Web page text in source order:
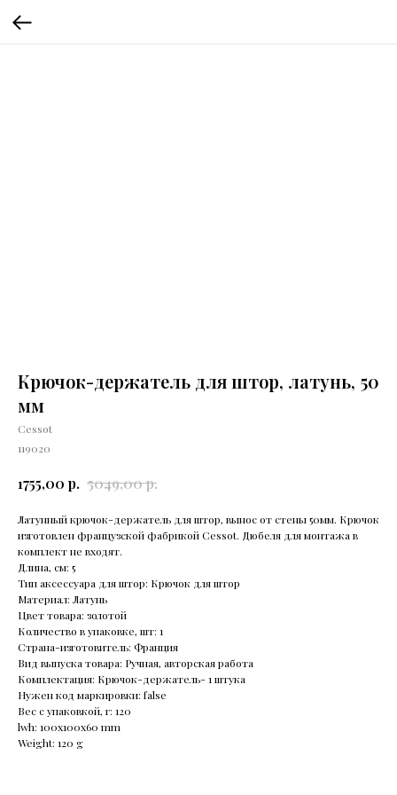
Крючок-держатель для штор, латунь, 50
мм
Cessot
119020
1755,00 р. 5049,00р.
Латунный крючок-держатель для штор, вынос от стены 50мм. Крючок
изготовлен французской фабрикой Cessot. Дюбеля для монтажа в
комплект не входят.
Длина, см: 5
Тип аксессуара для штор: Крючок для штор
Материал: Латунь
Цвет товара: золотой
Количество в упаковке, шт: 1
Страна-изготовитель: Франция
Вид выпуска товара: Ручная, авторская работа
Комплектация: Крючок-держатель- 1 штука
Нужен код маркировки: false
Вес с упаковкой, г: 120
lwh: 100x100x60 mm
Weight: 120 g